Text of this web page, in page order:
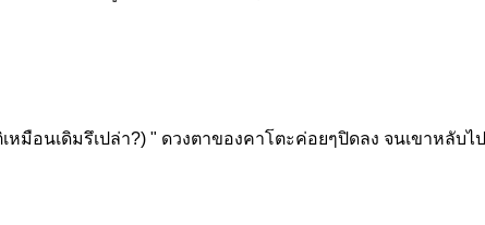
อนเดิมรึเปล่า?) " ดวงตาของคาโตะค่อยๆปิดลง จนเขาหลับไป